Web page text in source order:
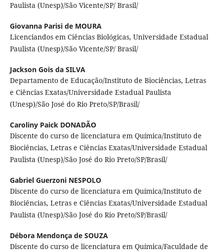
Paulista (Unesp)/São Vicente/SP/ Brasil/
Giovanna Parisi de MOURA
Licenciandos em Ciências Biológicas, Universidade Estadual
Paulista (Unesp)/São Vicente/SP/ Brasil/
Jackson Gois da SILVA
Departamento de Educação/Instituto de Biociências, Letras
e Ciências Exatas/Universidade Estadual Paulista
(Unesp)/São José do Rio Preto/SP/Brasil/
Caroliny Paick DONADÃO
Discente do curso de licenciatura em Química/Instituto de
Biociências, Letras e Ciências Exatas/Universidade Estadual
Paulista (Unesp)/São José do Rio Preto/SP/Brasil/
Gabriel Guerzoni NESPOLO
Discente do curso de licenciatura em Química/Instituto de
Biociências, Letras e Ciências Exatas/Universidade Estadual
Paulista (Unesp)/São José do Rio Preto/SP/Brasil/
Débora Mendonça de SOUZA
Discente do curso de licenciatura em Química/Faculdade de